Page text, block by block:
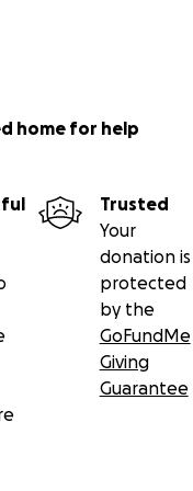
home for help
Trusted
Your
donation is
protected
by the
GoFundMe
Giving
Guarantee